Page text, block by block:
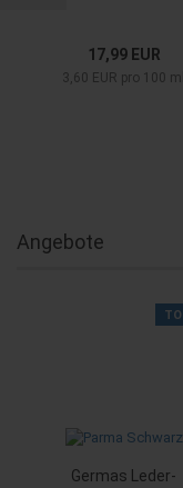
Ihr JC Biker-
17,99 EUR
3,60 EUR pro 100 ml
Angebote
Germas Leder-